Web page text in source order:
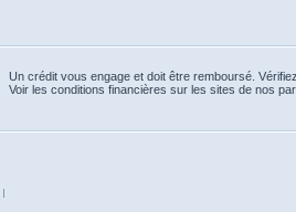
Un crédit vous engage et doit être remboursé.
Voir les conditions financières sur les sites de nos